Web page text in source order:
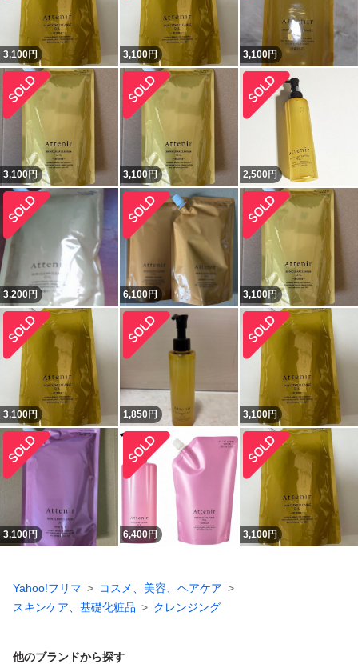
3,100円 3,100円 3,100円
3,100円 3,100円 2,500 円
3,200円 6,100円 3,100円
3,100円 1,850円 3,100円
3,100円 6,400円 3,100円
Yahoo!フリマ
コスメ、美容、ヘアケア
スキンケア、基礎化粧品
クレンジング
他のブランドから探す